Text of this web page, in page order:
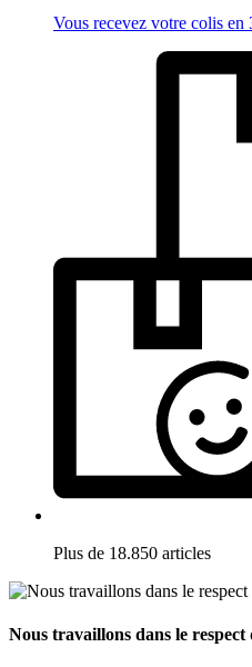
Vous recevez votre colis en
Plus de 18.850 articles
Nous travaillons dans le